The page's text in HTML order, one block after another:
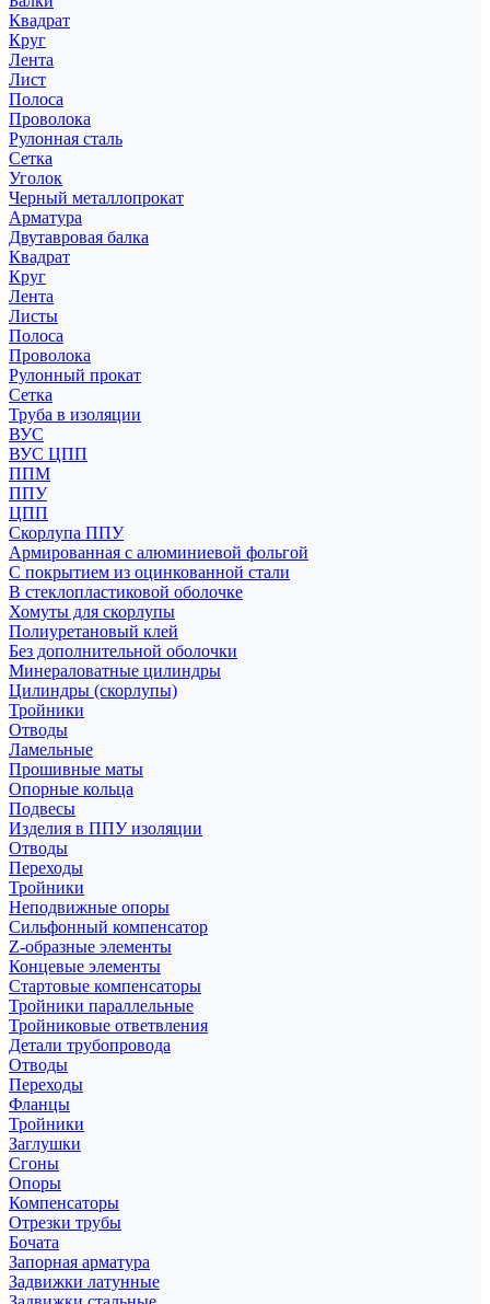
Квадрат
Круг
Лента
Лист
Полоса
Проволока
Рулонная сталь
Сетка
Уголок
Черный металлопрокат
Арматура
Двутавровая балка
Квадрат
Круг
Лента
Листы
Полоса
Проволока
Рулонный прокат
Сетка
Труба в изоляции
ВУС
ВУС ЦПП
ППМ
ППУ
ЦПП
Скорлупа ППУ
Армированная с алюминиевой фольгой
С покрытием из оцинкованной стали
В стеклопластиковой оболочке
Хомуты для скорлупы
Полиуретановый клей
Без дополнительной оболочки
Минераловатные цилиндры
Цилиндры (скорлупы)
Тройники
Отводы
Ламельные
Прошивные маты
Опорные кольца
Подвесы
Изделия в ППУ изоляции
Отводы
Переходы
Тройники
Неподвижные опоры
Cильфонный компенсатор
Z-образные элементы
Концевые элементы
Стартовые компенсаторы
Тройники параллельные
Тройниковые ответвления
Детали трубопровода
Отводы
Переходы
Фланцы
Тройники
Заглушки
Сгоны
Опоры
Компенсаторы
Отрезки трубы
Бочата
Запорная арматура
Задвижки латунные